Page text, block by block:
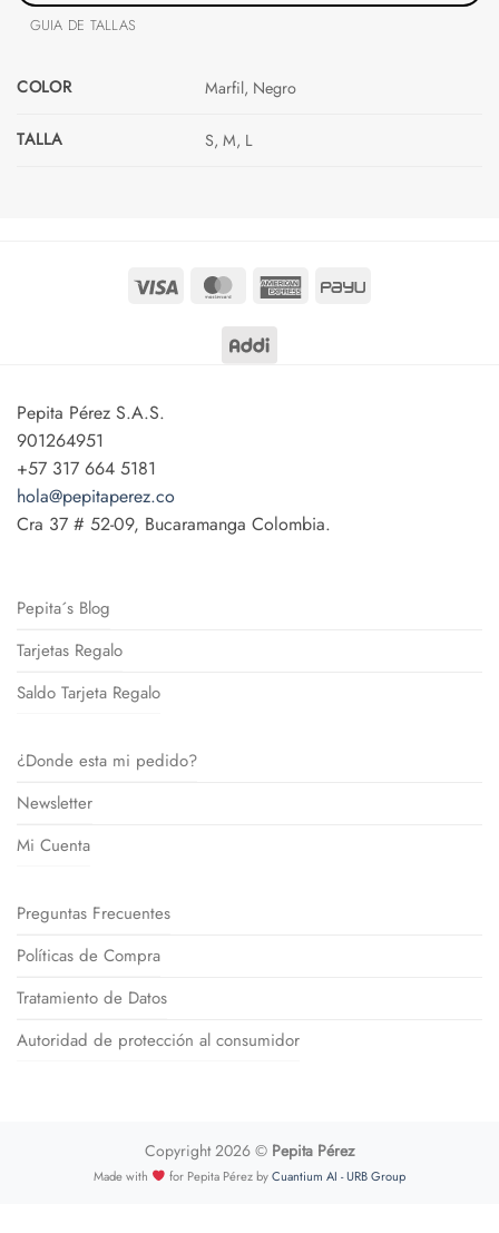
GUIA DE TALLAS
COLOR Marfil, Negro
TALLA S, M, L
Visa MasterCardAmericanPayU
Pepita Pérez S.A.S.
901264951
+57 317 664 5181
hola@pepitaperez.co
Cra 37 # 52-09, Bucaramanga Colombia.
Pepita´s Blog
Tarjetas Regalo
Saldo Tarjeta Regalo
¿Donde esta mi pedido?
Newsletter
Mi Cuenta
Preguntas Frecuentes
Políticas de Compra
Tratamiento de Datos
Autoridad de protección al consumidor
Copyright 2026 © Pepita Pérez
Made with for Pepita Pérez byCuantium AI - URB Group